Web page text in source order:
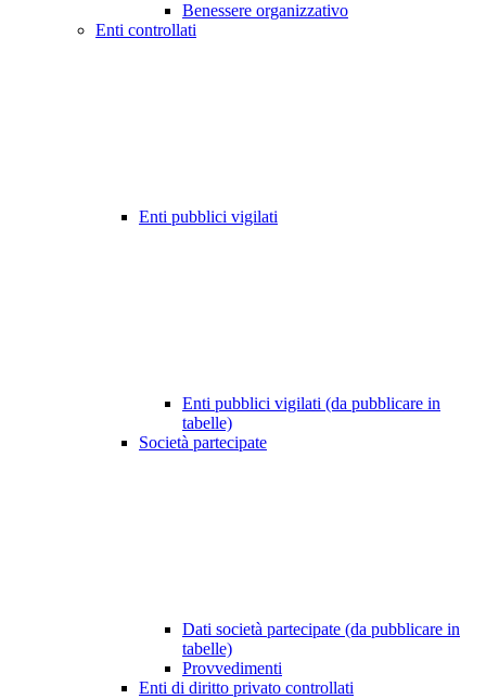
Benessere organizzativo
Enti controllati
Enti pubblici vigilati
Enti pubblici vigilati (da pubblicare in
tabelle)
Società partecipate
Dati società partecipate (da pubblicare in
tabelle)
Provvedimenti
Enti di diritto privato controllati